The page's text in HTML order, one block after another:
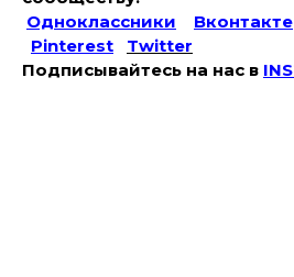
Одноклассники
Вконтакте
Pinterest
Twitter
Подписывайтесь на наc в